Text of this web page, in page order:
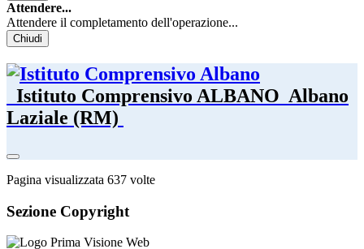
Attendere...
Attendere il completamento dell'operazione...
Chiudi
Istituto Comprensivo ALBANO Albano
Laziale (RM)
Pagina visualizzata 637 volte
Sezione Copyright